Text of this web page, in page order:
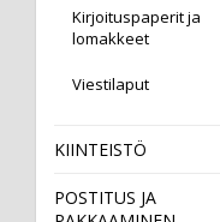
Kirjoituspaperit ja
lomakkeet
Viestilaput
KIINTEISTÖ
POSTITUS JA